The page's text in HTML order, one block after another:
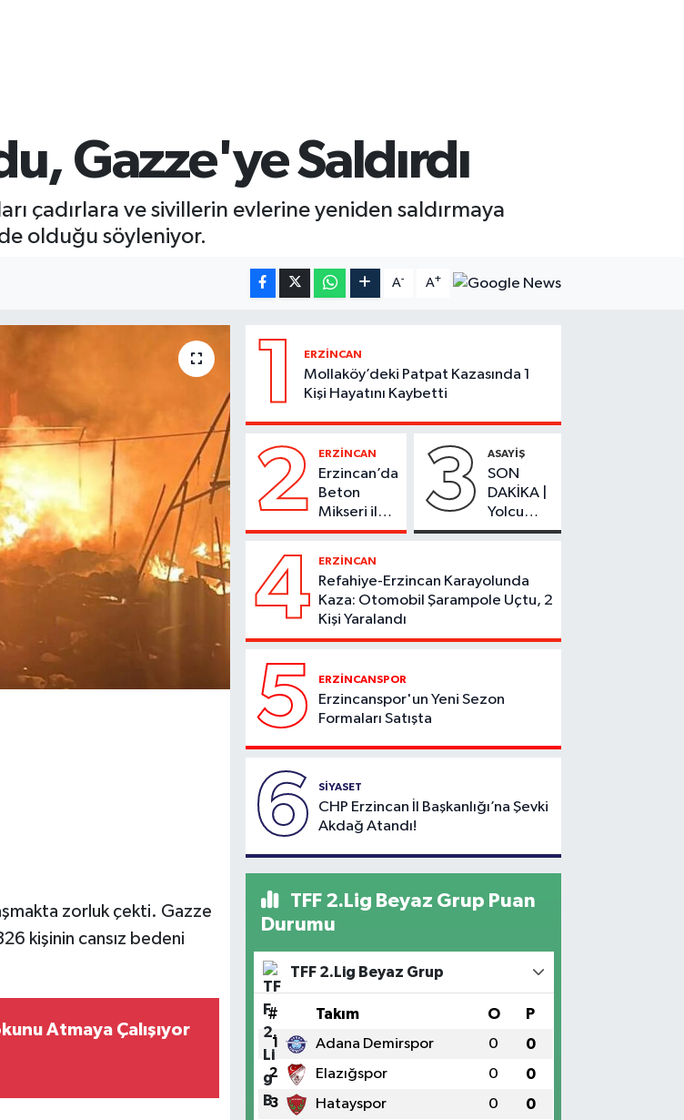
Gazze'ye Saldırdı
çadırlara ve sivillerin evlerine yeniden saldırmaya
olduğu söyleniyor.
A- A+
zorluk çekti. Gazze
kişinin cansız bedeni
Atmaya Çalışıyor
1 ERZİNCAN
Mollaköy’deki Patpat Kazasında 1
Kişi Hayatını Kaybetti
2 ERZİNCAN
Erzincan’da
Beton
Mikseri ile
Otomobil
3 ASAYİŞ
SON
DAKİKA |
Yolcu
Otobüsü
Oldu
4 ERZİNCAN
Refahiye-Erzincan Karayolunda
Kaza: Otomobil Şarampole Uçtu, 2
Kişi Yaralandı
5 ERZİNCANSPOR
Erzincanspor'un Yeni Sezon
Formaları Satışta
6 SİYASET
CHP Erzincan İl Başkanlığı’na Şevki
Akdağ Atandı!
TFF 2.Lig Beyaz Grup Puan
Durumu
TFF 2.Lig Beyaz Grup
# Takım O P
1 Adana Demirspor 0 0
2 Elazığspor 0 0
3 Hatayspor 0 0